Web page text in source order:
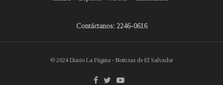
Contáctanos: 2246-0616
© 2024 Diario La Página - Noticias de El Salvador